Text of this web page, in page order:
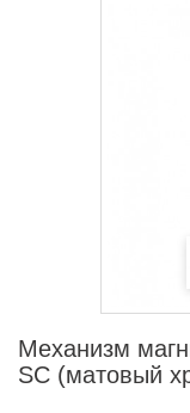
Механизм
SC (матовый